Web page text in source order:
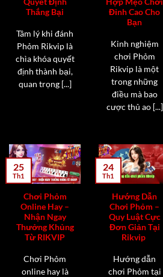
Quyết Định
Thắng Bại
Tâm lý khi đánh
Phỏm Rikvip là
chìa khóa quyết
định thành bại,
quan trọng [...]
Hợp Mẹo Chơi
Đỉnh Cao Cho
Bạn
Kinh nghiệm
chơi Phỏm
Rikvip là một
trong những
điều mà bao
cược thủ ao [...]
Chơi Phỏm
Online Hay –
Nhận Ngay
Thưởng Khủng
Từ RIKVIP
Chơi Phỏm
online hay là
25
Th1
Hướng Dẫn
Chơi Phỏm –
Quy Luật Cực
Đơn Giản Tại
Rikvip
Hướng dẫn
chơi Phỏm tại
24
Th1